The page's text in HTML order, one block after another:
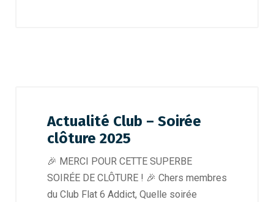
Actualité Club – Soirée
clôture 2025
🎉 MERCI POUR CETTE SUPERBE
SOIRÉE DE CLÔTURE ! 🎉 Chers membres
du Club Flat 6 Addict, Quelle soirée